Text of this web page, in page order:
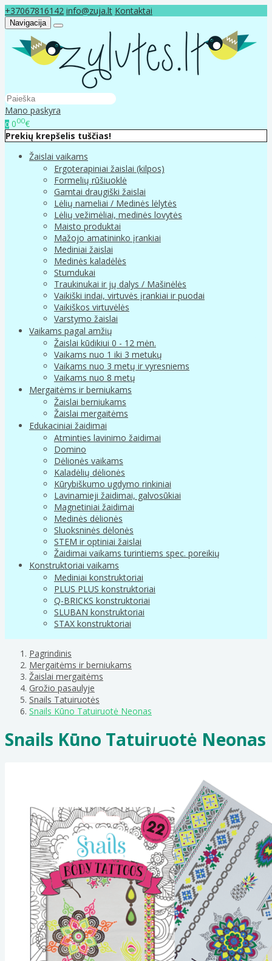
+37067816142 info@zuja.lt Kontaktai
Navigacija
Mano paskyra
0 000€
Prekių krepšelis tuščias!
Žaislai vaikams
Ergoterapiniai žaislai (kilpos)
Formelių rūšiuoklė
Gamtai draugiški žaislai
Lėlių nameliai / Medinės lėlytės
Lėlių vežimėliai, medinės lovytės
Maisto produktai
Mažojo amatininko įrankiai
Mediniai žaislai
Medinės kaladėlės
Stumdukai
Traukinukai ir jų dalys / Mašinėlės
Vaikiški indai, virtuvės įrankiai ir puodai
Vaikiškos virtuvėlės
Varstymo žaislai
Vaikams pagal amžių
Žaislai kūdikiui 0 - 12 mėn.
Vaikams nuo 1 iki 3 metukų
Vaikams nuo 3 metų ir vyresniems
Vaikams nuo 8 metų
Mergaitėms ir berniukams
Žaislai berniukams
Žaislai mergaitėms
Edukaciniai žaidimai
Atminties lavinimo žaidimai
Domino
Dėlionės vaikams
Kaladėlių dėlionės
Kūrybiškumo ugdymo rinkiniai
Lavinamieji žaidimai, galvosūkiai
Magnetiniai žaidimai
Medinės dėlionės
Sluoksninės dėlonės
STEM ir optiniai žaislai
Žaidimai vaikams turintiems spec. poreikių
Konstruktoriai vaikams
Mediniai konstruktoriai
PLUS PLUS konstruktoriai
Q-BRICKS konstruktoriai
SLUBAN konstruktoriai
STAX konstruktoriai
Pagrindinis
Mergaitėms ir berniukams
Žaislai mergaitėms
Grožio pasaulyje
Snails Tatuiruotės
Snails Kūno Tatuiruotė Neonas
Snails Kūno Tatuiruotė Neonas